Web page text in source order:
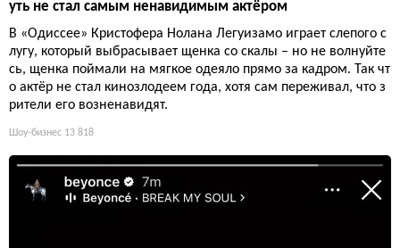
уть не стал самым ненавидимым актёром
В «Одиссее» Кристофера Нолана Легуизамо играет слепого с
лугу, который выбрасывает щенка со скалы – но не волнуйте
сь, щенка поймали на мягкое одеяло прямо за кадром. Так чт
о актёр не стал кинозлодеем года, хотя сам переживал, что з
рители его возненавидят.
Шоу-бизнес 13 818